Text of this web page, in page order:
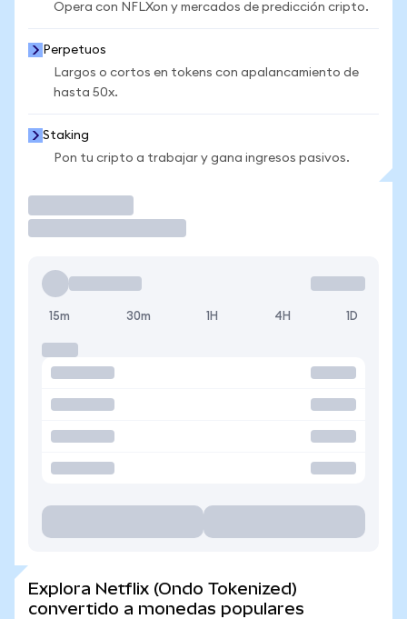
Opera con NFLXon y mercados de predicción cripto.
Perpetuos
Largos o cortos en tokens con apalancamiento de
hasta 50x.
Staking
Pon tu cripto a trabajar y gana ingresos pasivos.
15m 30m 1H 4H 1D
Explora Netflix (Ondo Tokenized)
convertido a monedas populares